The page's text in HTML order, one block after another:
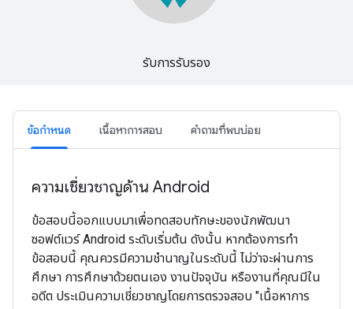
รับการรับรอง
ข้อกําหนด เนื้อหาการสอบ คําถามที่พบบ่อย
ความเชี่ยวชาญด้าน Android
ข้อสอบนี้ออกแบบมาเพื่อทดสอบทักษะของนักพัฒนา
ซอฟต์แวร์ Android ระดับเริ่มต้น ดังนั้น หากต้องการทํา
ข้อสอบนี้ คุณควรมีความชํานาญในระดับนี้ ไม่ว่าจะผ่านการ
ศึกษา การศึกษาด้วยตนเอง งานปัจจุบัน หรืองานที่คุณมีใน
อดีต ประเมินความเชี่ยวชาญโดยการตรวจสอบ "เนื้อหาการ